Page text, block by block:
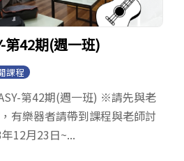
第42期(週一班)
課程
第42期(週一班) ※請先與老
有樂器者請帶到課程與老師討
12月23日~...